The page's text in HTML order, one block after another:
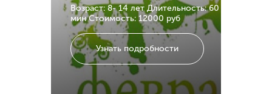
Возраст: 8- 14 летДлительность: 60
минСтоимость: 12000 руб
Узнать подробности